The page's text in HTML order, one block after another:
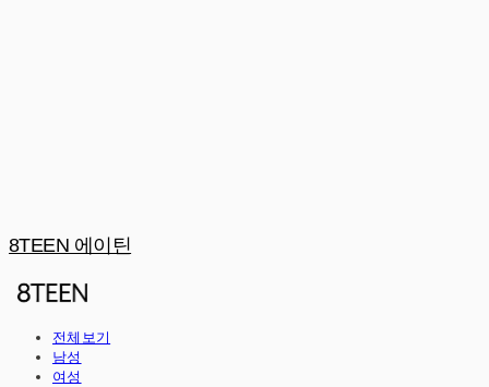
8TEEN 에이틴
전체보기
남성
여성